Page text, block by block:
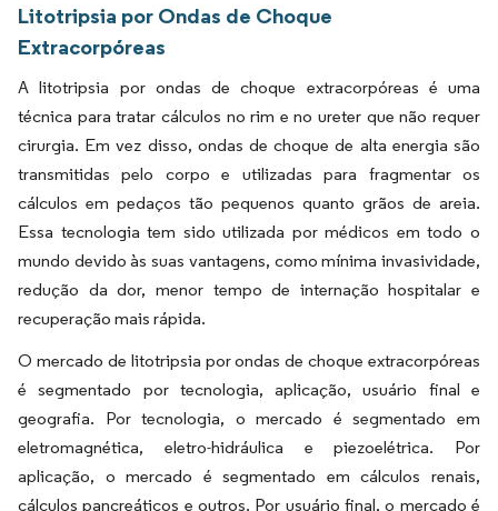
Litotripsia por Ondas de Choque
Extracorpóreas
A litotripsia por ondas de choque extracorpóreas é uma
técnica para tratar cálculos no rim e no ureter que não requer
cirurgia. Em vez disso, ondas de choque de alta energia são
transmitidas pelo corpo e utilizadas para fragmentar os
cálculos em pedaços tão pequenos quanto grãos de areia.
Essa tecnologia tem sido utilizada por médicos em todo o
mundo devido às suas vantagens, como mínima invasividade,
redução da dor, menor tempo de internação hospitalar e
recuperação mais rápida.
O mercado de litotripsia por ondas de choque extracorpóreas
é segmentado por tecnologia, aplicação, usuário final e
geografia. Por tecnologia, o mercado é segmentado em
eletromagnética, eletro-hidráulica e piezoelétrica. Por
aplicação, o mercado é segmentado em cálculos renais,
cálculos pancreáticos e outros. Por usuário final, o mercado é